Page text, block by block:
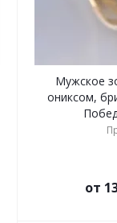
Мужское
ониксом,
от